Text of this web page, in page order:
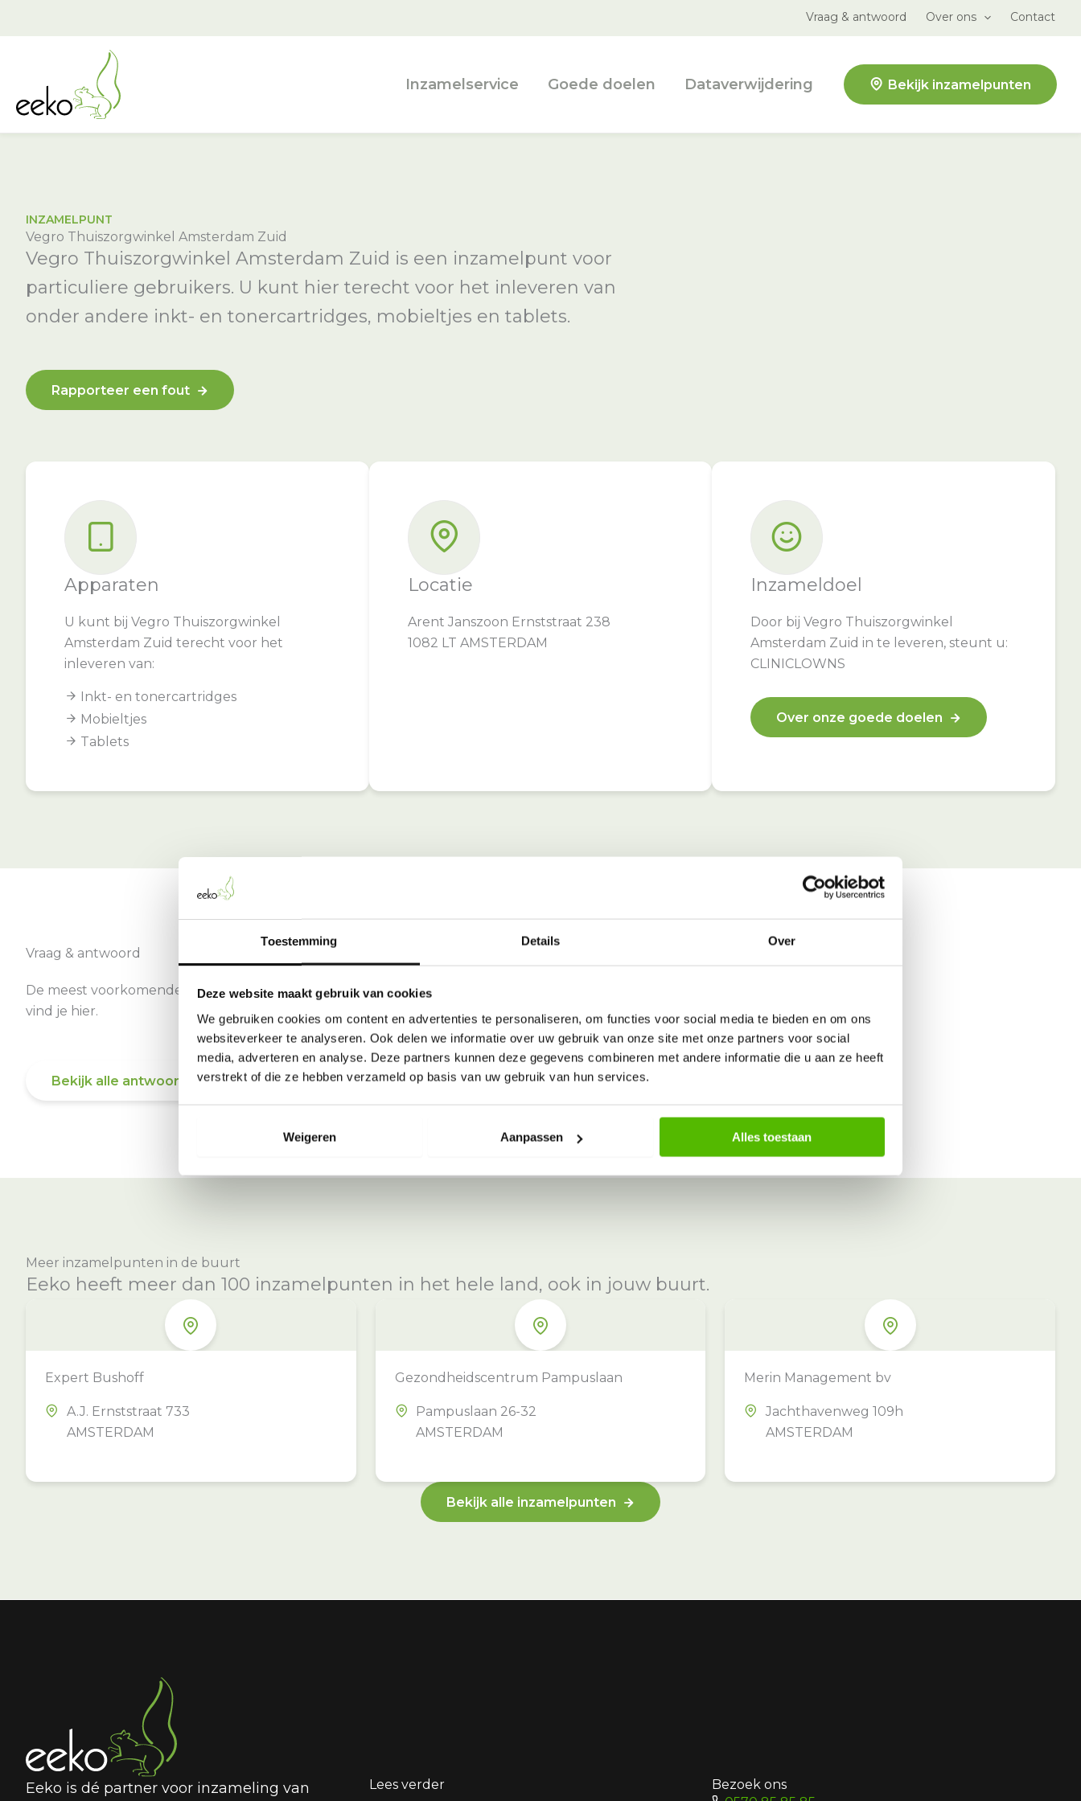
Toestemming Details Over
Deze website maakt gebruik van cookies
We gebruiken cookies om content en advertenties te personaliseren, om functies voor social media te bieden en om ons
websiteverkeer te analyseren. Ook delen we informatie over uw gebruik van onze site met onze partners voor social
media, adverteren en analyse. Deze partners kunnen deze gegevens combineren met andere informatie die u aan ze heeft
verstrekt of die ze hebben verzameld op basis van uw gebruik van hun services.
Weigeren Aanpassen Alles toestaan
Vraag & antwoord Over ons Contact
Inzamelservice Goede doelen Dataverwijdering Bekijk inzamelpunten
INZAMELPUNT
Vegro Thuiszorgwinkel Amsterdam Zuid
Vegro Thuiszorgwinkel Amsterdam Zuid is een inzamelpunt voor
particuliere gebruikers. U kunt hier terecht voor het inleveren van
onder andere inkt- en tonercartridges, mobieltjes en tablets.
Rapporteer een fout
Apparaten
U kunt bij Vegro Thuiszorgwinkel
Amsterdam Zuid terecht voor het
inleveren van:
Inkt- en tonercartridges
Mobieltjes
Tablets
Locatie
Arent Janszoon Ernststraat 238
1082 LT AMSTERDAM
Inzameldoel
Door bij Vegro Thuiszorgwinkel
Amsterdam Zuid in te leveren, steunt u:
CLINICLOWNS
Over onze goede doelen
Vraag & antwoord
De meest voorkomende vragen over onze dienst
vind je hier.
Bekijk alle antwoorden
Meer inzamelpunten in de buurt
Eeko heeft meer dan 100 inzamelpunten in het hele land, ook in jouw buurt.
Expert Bushoff
A.J. Ernststraat 733
AMSTERDAM
Gezondheidscentrum Pampuslaan
Pampuslaan 26-32
AMSTERDAM
Merin Management bv
Jachthavenweg 109h
AMSTERDAM
Bekijk alle inzamelpunten
Eeko is dé partner voor inzameling van Lees verder
Bezoek ons